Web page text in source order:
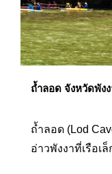
ถ้ำลอด จังหวัดพัง
ถ้ำลอด (Lod
อ่าวพังงาที่เรือเ